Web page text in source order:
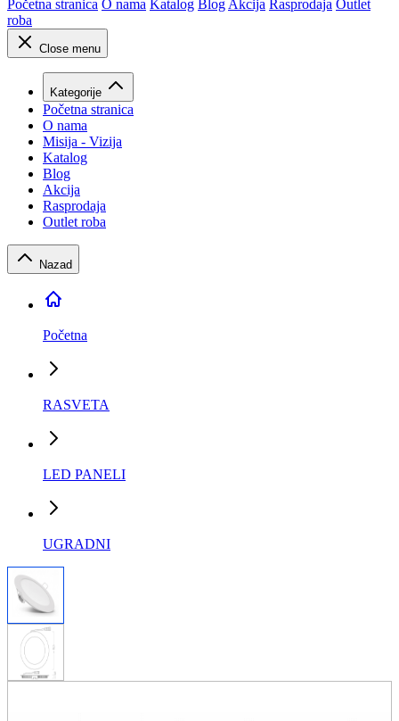
Početna stranica O nama Katalog Blog Akcija Rasprodaja Outlet
roba
Close menu
Kategorije
Početna stranica
O nama
Misija - Vizija
Katalog
Blog
Akcija
Rasprodaja
Outlet roba
Nazad
Početna
RASVETA
LED PANELI
UGRADNI